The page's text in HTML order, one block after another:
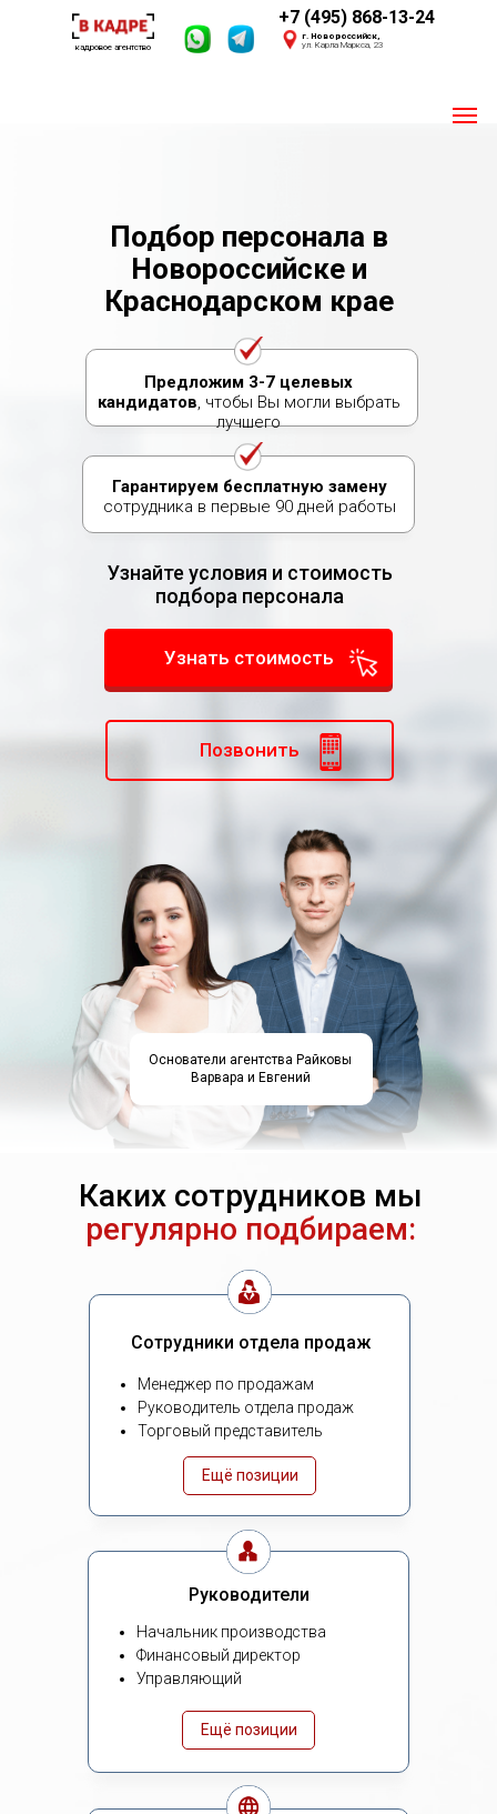
кадровое агентство
Своя база из 2,4 млн. соискателей
Опыт 2016 года
+7 (495) 868-13-24
г. Новороссийск,
ул. Карла Маркса, 23
Подбор персонала в
Новороссийске и
Краснодарском крае
Предложим 3-7 целевых
кандидатов, чтобы Вы могли выбрать
лучшего
Узнайте условия и стоимость
подбора персонала
Узнать стоимость
Гарантируем бесплатную замену
сотрудника в первые 90 дней работы
Основатели агентства Райковы
Варвара и Евгений
Позвонить
Каких сотрудников мы
регулярно подбираем:
Сотрудники отдела продаж
Менеджер по продажам
Руководитель отдела продаж
Торговый представитель
Ещё позиции
Руководители
Начальник производства
Финансовый директор
Управляющий
Ещё позиции